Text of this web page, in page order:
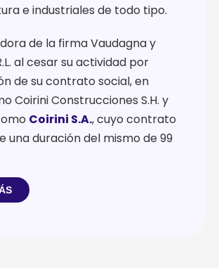
e industriales de todo tipo.
de la firma Vaudagna y
al cesar su actividad por
de su contrato social, en
Coirini Construcciones S.H. y
Coirini S.A., cuyo contrato
una duración del mismo de 99